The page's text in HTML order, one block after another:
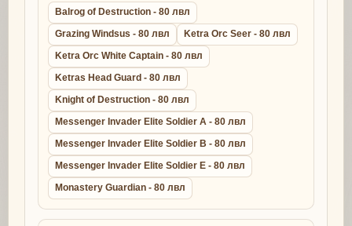
Balrog of Destruction - 80 лвл
Grazing Windsus - 80 лвл
Ketra Orc Seer - 80 лвл
Ketra Orc White Captain - 80 лвл
Ketras Head Guard - 80 лвл
Knight of Destruction - 80 лвл
Messenger Invader Elite Soldier A - 80 лвл
Messenger Invader Elite Soldier B - 80 лвл
Messenger Invader Elite Soldier E - 80 лвл
Monastery Guardian - 80 лвл